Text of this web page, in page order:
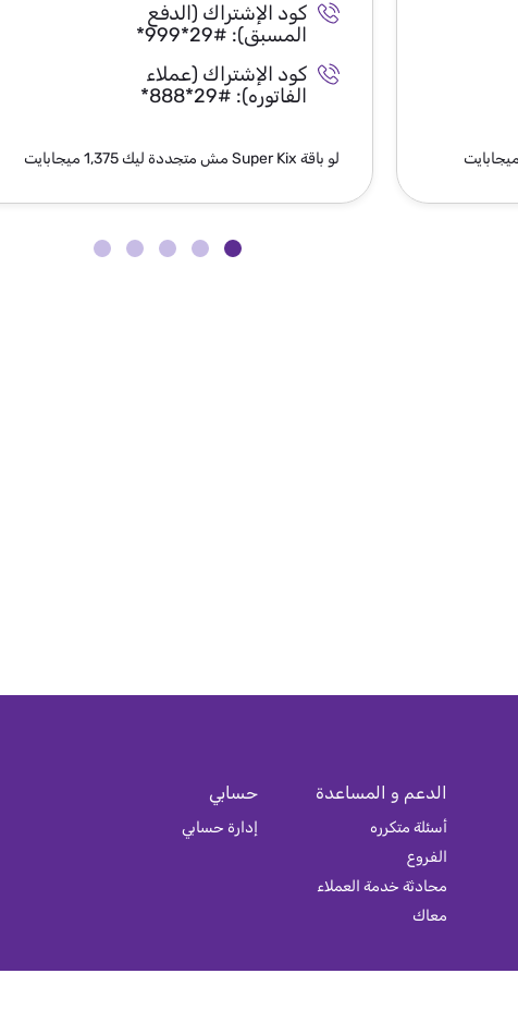
كود الإشتراك (الدفع
المسبق): *999*29#
كود الإشتراك (عملاء
الفاتوره): *888*29#
لو باقة Super Kix مش متجددة ليك 1,375 ميجابايت
الدعم و المساعدة
أسئلة متكرره
الفروع
محادثة خدمة العملاء
معاك
حسابي
إدارة حسابي